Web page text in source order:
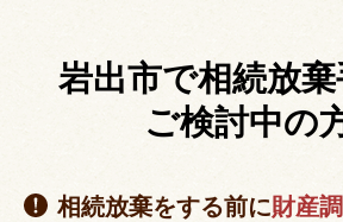
岩出市で相続放
ご検討中の
相続放棄をする前に財産